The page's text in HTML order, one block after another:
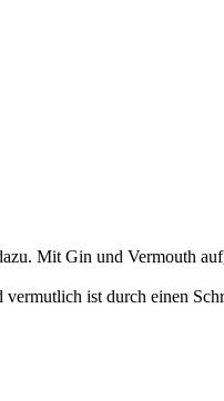
Mit Gin und Vermouth
ist durch einen